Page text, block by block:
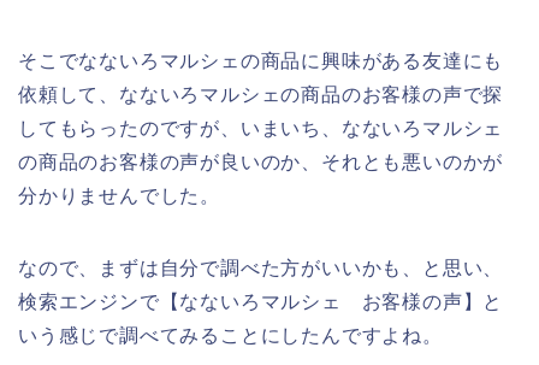
そこでなないろマルシェの商品に興味がある友達にも
依頼して、なないろマルシェの商品のお客様の声で探
してもらったのですが、いまいち、なないろマルシェ
の商品のお客様の声が良いのか、それとも悪いのかが
分かりませんでした。
なので、まずは自分で調べた方がいいかも、と思い、
検索エンジンで【なないろマルシェ お客様の声】と
いう感じで調べてみることにしたんですよね。